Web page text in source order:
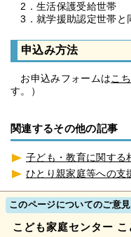
2．生活保護受給世帯
3．就学援助認定世帯と
申込み方法
お申込みフォームはこ
す。）
関連するその他の記事
子ども・教育に関する
ひとり親家庭等への支
このページについてのご意
こども家庭センター